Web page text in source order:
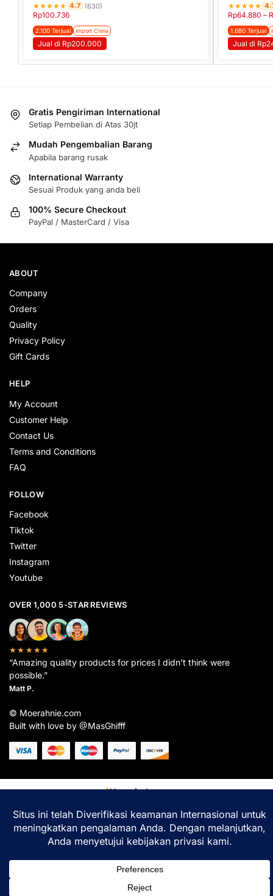
★★★★★ 4.7 (630)
Rp100.736
2.100 Terjual Import China
Jual di Rp200.000
★★★★★
Rp64.880 –
1.680 Terjual
Jual di
Gratis Pengiriman International
Setiap Pembelian di Atas 30jt
Mudah Pengembalian Barang
Apabila barang rusak
International Warranty
Sesuai Produk yang anda beli
100% Secure Checkout
PayPal / MasterCard / Visa
ABOUT
Company
Orders
Quality
Privacy Policy
Gift Cards
HELP
My Account
Customer Help
Contact Us
Terms and Conditions
FAQ
FOLLOW
Facebook
Tiktok
Twitter
Instagram
Youtube
OVER 1,000 5-STAR REVIEWS
★★★★★
“Amazing quality products for prices I didn’t think were
possible.”
Matt P.
© Moerahnie.com
Built with love by @MasGhifff
Moerahnie.com
pengalaman belanja terbaik Anda.